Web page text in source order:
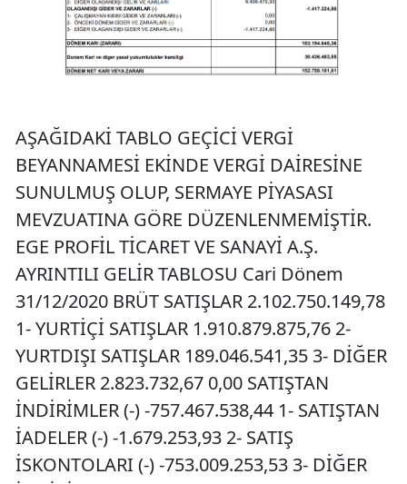
AŞAĞIDAKİ TABLO GEÇİCİ VERGİ
BEYANNAMESİ EKİNDE VERGİ DAİRESİNE
SUNULMUŞ OLUP, SERMAYE PİYASASI
MEVZUATINA GÖRE DÜZENLENMEMİŞTİR.
EGE PROFİL TİCARET VE SANAYİ A.Ş.
AYRINTILI GELİR TABLOSU Cari Dönem
31/12/2020 BRÜT SATIŞLAR 2.102.750.149,78
1- YURTİÇİ SATIŞLAR 1.910.879.875,76 2-
YURTDIŞI SATIŞLAR 189.046.541,35 3- DİĞER
GELİRLER 2.823.732,67 0,00 SATIŞTAN
İNDİRİMLER (-) -757.467.538,44 1- SATIŞTAN
İADELER (-) -1.679.253,93 2- SATIŞ
İSKONTOLARI (-) -753.009.253,53 3- DİĞER